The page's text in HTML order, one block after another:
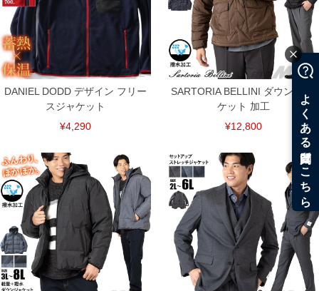
DANIEL DODD デザイン フリー
スジャケット
¥4,290
SARTORIA BELLINI ダウン ジャ
ケット 加工
¥12,800